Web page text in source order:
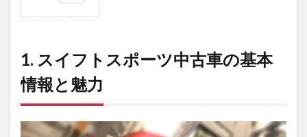
イ
フ
ト
ス
ポ
1. スイフトスポーツ中古車の基本
情報と魅力